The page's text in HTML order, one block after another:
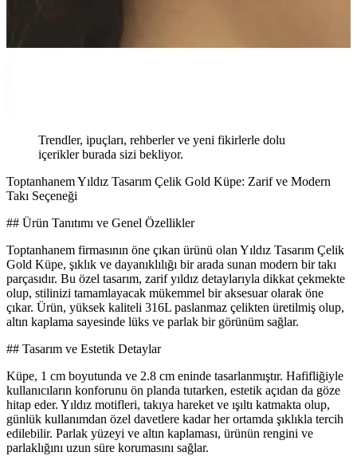
Trendler, ipuçları, rehberler ve yeni fikirlerle dolu
içerikler burada sizi bekliyor.
Toptanhanem Yıldız Tasarım Çelik Gold Küpe: Zarif ve Modern
Takı Seçeneği
## Ürün Tanıtımı ve Genel Özellikler
Toptanhanem firmasının öne çıkan ürünü olan Yıldız Tasarım Çelik
Gold Küpe, şıklık ve dayanıklılığı bir arada sunan modern bir takı
parçasıdır. Bu özel tasarım, zarif yıldız detaylarıyla dikkat çekmekte
olup, stilinizi tamamlayacak mükemmel bir aksesuar olarak öne
çıkar. Ürün, yüksek kaliteli 316L paslanmaz çelikten üretilmiş olup,
altın kaplama sayesinde lüks ve parlak bir görünüm sağlar.
## Tasarım ve Estetik Detaylar
Küpe, 1 cm boyutunda ve 2.8 cm eninde tasarlanmıştır. Hafifliğiyle
kullanıcıların konforunu ön planda tutarken, estetik açıdan da göze
hitap eder. Yıldız motifleri, takıya hareket ve ışıltı katmakta olup,
günlük kullanımdan özel davetlere kadar her ortamda şıklıkla tercih
edilebilir. Parlak yüzeyi ve altın kaplaması, ürünün rengini ve
parlaklığını uzun süre korumasını sağlar.